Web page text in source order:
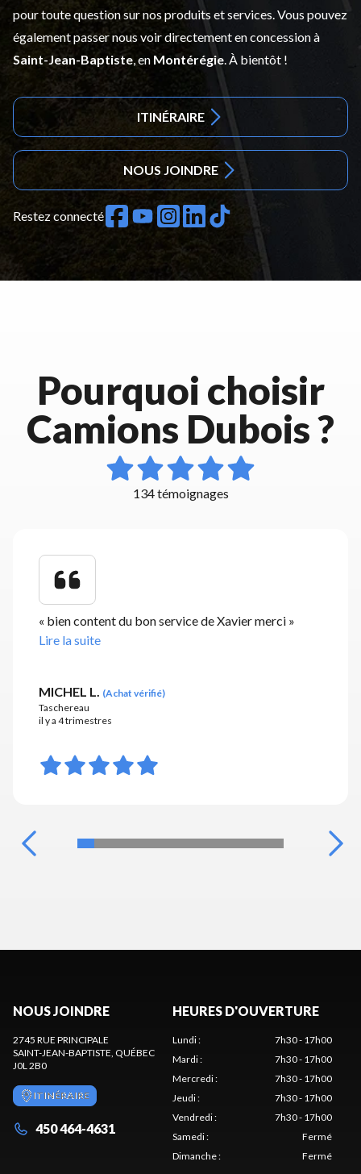
pour toute question sur nos produits et services. Vous pouvez
également passer nous voir directement en concession à
Saint-Jean-Baptiste , en Montérégie . À bientôt !
ITINÉRAIRE
NOUS JOINDRE
Restez connecté
Pourquoi choisir
Camions Dubois ?
134 témoignages
« bien content du bon service de Xavier merci »
Lire la suite
MICHEL L. (Achat vérifié)
Taschereau
il y a 4 trimestres
NOUS JOINDRE
2745 RUE PRINCIPALE
SAINT-JEAN-BAPTISTE , QUÉBEC
J0L 2B0
ITINÉRAIRE
450 464-4631
HEURES D'OUVERTURE
Lundi:
7h30 - 17h00
Mardi:
7h30 - 17h00
Mercredi:
7h30 - 17h00
Jeudi:
7h30 - 17h00
Vendredi:
7h30 - 17h00
Samedi:
Fermé
Dimanche: Fermé